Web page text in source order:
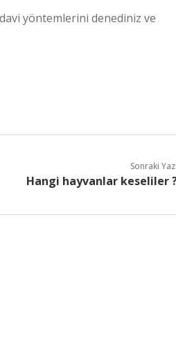
yöntemlerini denediniz ve
Sonraki
Hangi hayvanlar keseliler